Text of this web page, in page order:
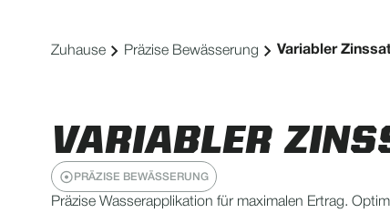
Zuhause Präzise Bewässerung Variabler
VARIABLER
PRÄZISE BEWÄSSERUNG
Präzise Wasserapplikation für maximalen Ertrag.